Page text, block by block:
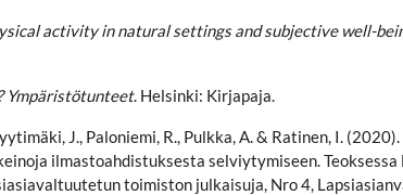
activity in natural settings and subjective well-
Ympäristötunteet. Helsinki: Kirjapaja.
J., Paloniemi, R., Pulkka, A. & Ratinen, I.
ilmastoahdistuksesta selviytymiseen. Teoksessa
toimiston julkaisuja, Nro 4,